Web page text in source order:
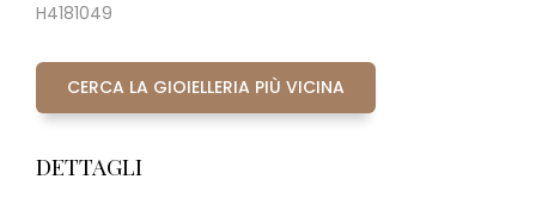
H4181049
CERCA LA GIOIELLERIA PIÙ VICINA
DETTAGLI